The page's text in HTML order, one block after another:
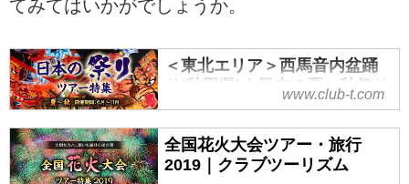
てみてはいかがでしょうか。
＜東北エリア＞西馬音内盆踊
り(秋田県)｜日本の夏～秋祭り
ツアー・旅行2019｜クラブツ
ーリズム
日本の夏～秋祭りツアー・旅行
2019の西馬音内盆踊り(秋田県)に
www.club-t.com
全国花火大会ツアー・旅行
2019｜クラブツーリズム